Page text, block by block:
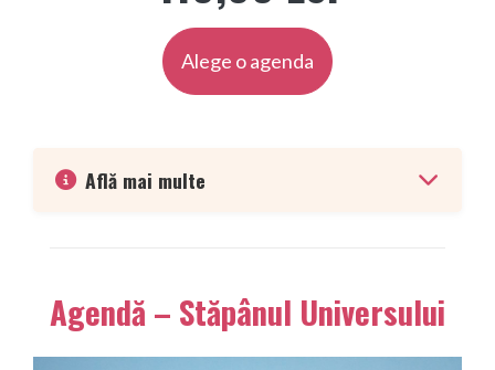
Alege o agenda
Află mai multe
Agendă – Stăpânul Universului